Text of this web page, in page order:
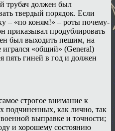
трубач должен был
твердый порядок. Если
– «по коням!» – роты почему-
приказывал продублировать
был выходить пешим, на
игрался «общий» (General)
пять гиней в год и должен
строгое внимание к
подчиненных, как лично, так
выправке и точности;
и хорошему состоянию